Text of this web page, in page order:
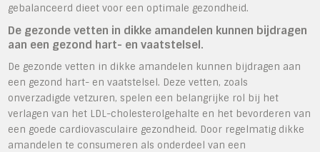
gebalanceerd dieet voor een optimale gezondheid.
De gezonde vetten in dikke amandelen kunnen bijdragen
aan een gezond hart- en vaatstelsel.
De gezonde vetten in dikke amandelen kunnen bijdragen aan
een gezond hart- en vaatstelsel. Deze vetten, zoals
onverzadigde vetzuren, spelen een belangrijke rol bij het
verlagen van het LDL-cholesterolgehalte en het bevorderen van
een goede cardiovasculaire gezondheid. Door regelmatig dikke
amandelen te consumeren als onderdeel van een